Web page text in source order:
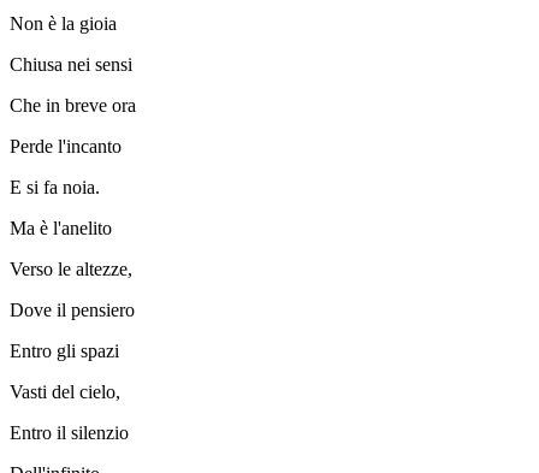
Non è la gioia
Chiusa nei sensi
Che in breve ora
Perde l'incanto
E si fa noia.
Ma è l'anelito
Verso le altezze,
Dove il pensiero
Entro gli spazi
Vasti del cielo,
Entro il silenzio